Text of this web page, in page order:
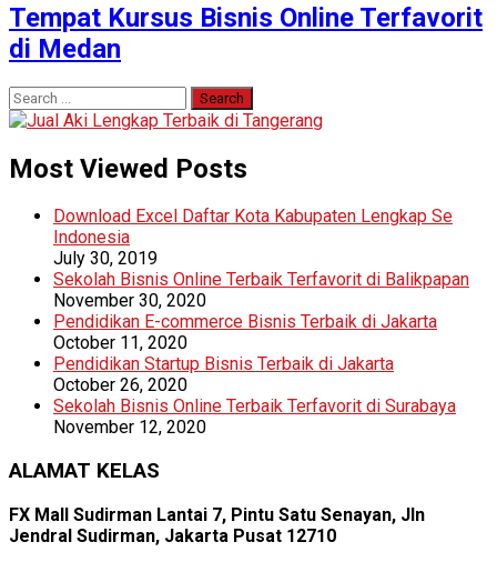
Tempat Kursus Bisnis Online Terfavorit
di Medan
Search
for:
Most Viewed Posts
Download Excel Daftar Kota Kabupaten Lengkap Se
Indonesia
July 30, 2019
Sekolah Bisnis Online Terbaik Terfavorit di Balikpapan
November 30, 2020
Pendidikan E-commerce Bisnis Terbaik di Jakarta
October 11, 2020
Pendidikan Startup Bisnis Terbaik di Jakarta
October 26, 2020
Sekolah Bisnis Online Terbaik Terfavorit di Surabaya
November 12, 2020
ALAMAT KELAS
FX Mall Sudirman Lantai 7, Pintu Satu Senayan, Jln
Jendral Sudirman, Jakarta Pusat 12710